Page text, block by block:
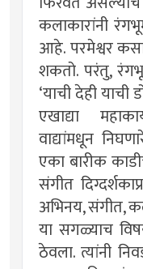
कलाकारांनी
आहे. परमेश्वर
शकतो. परंतु,
‘याची देही याची
एखाद्या
वाद्यांमधून
एका बारीक
संगीत
अभिनय, संगीत,
या सगळ्याच
ठेवला. त्यांनी